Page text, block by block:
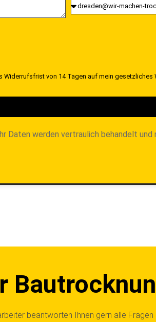
von 14 Tagen auf mein gesetzliches
Daten werden vertraulich behandelt und
beantworten Ihnen gern alle Fragen